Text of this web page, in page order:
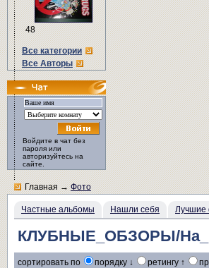
48
Все категории
Все Авторы
Войдите в чат без
пароля или
авторизуйтесь на
сайте.
Главная→Фото
Частные альбомы Нашли себя Лучшие
КЛУБНЫЕ_ОБЗОРЫ/
сортировать по порядку ↓ ретингу ↑